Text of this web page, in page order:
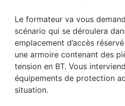
Le formateur va vous
scénario qui se déroulera
emplacement d’accès
une armoire contenant des
tension en BT. Vous
équipements de protection
situation.